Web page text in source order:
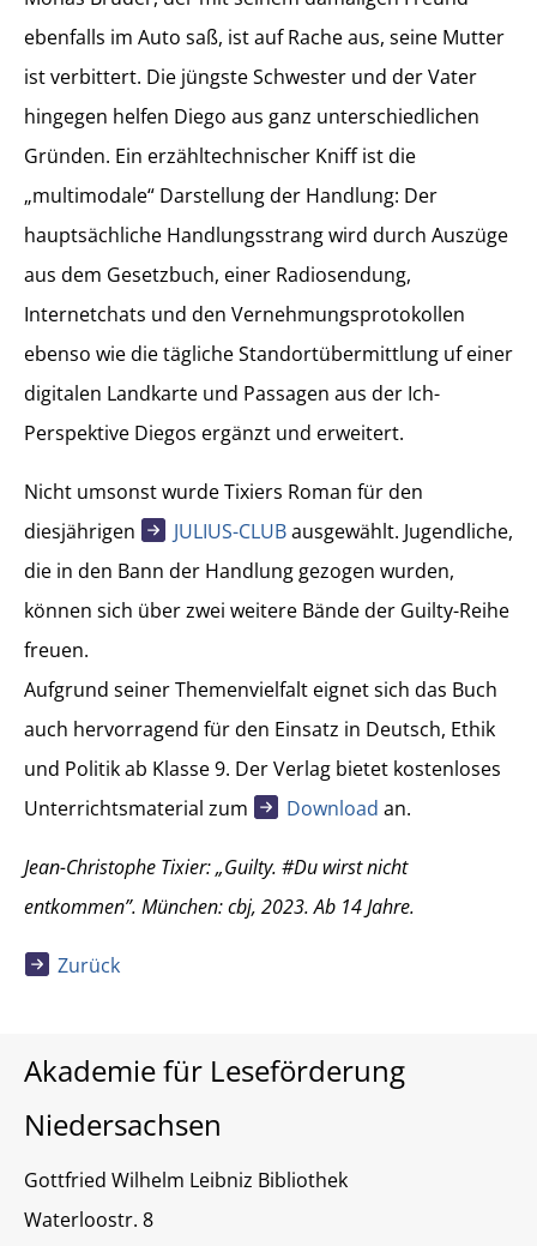
ebenfalls im Auto saß, ist auf Rache aus, seine Mutter
ist verbittert. Die jüngste Schwester und der Vater
hingegen helfen Diego aus ganz unterschiedlichen
Gründen. Ein erzähltechnischer Kniff ist die
„multimodale“ Darstellung der Handlung: Der
hauptsächliche Handlungsstrang wird durch Auszüge
aus dem Gesetzbuch, einer Radiosendung,
Internetchats und den Vernehmungsprotokollen
ebenso wie die tägliche Standortübermittlung uf einer
digitalen Landkarte und Passagen aus der Ich-
Perspektive Diegos ergänzt und erweitert.
Nicht umsonst wurde Tixiers Roman für den
diesjährigen
JULIUS-CLUBausgewählt. Jugendliche,
die in den Bann der Handlung gezogen wurden,
können sich über zwei weitere Bände der Guilty-Reihe
freuen.
Aufgrund seiner Themenvielfalt eignet sich das Buch
auch hervorragend für den Einsatz in Deutsch, Ethik
und Politik ab Klasse 9. Der Verlag bietet kostenloses
Unterrichtsmaterial zum
Download an.
Jean-Christophe Tixier: „Guilty. #Du wirst nicht
entkommen”. München: cbj, 2023. Ab 14 Jahre.
Zurück
Akademie für Leseförderung
Niedersachsen
Gottfried Wilhelm Leibniz Bibliothek
Waterloostr. 8